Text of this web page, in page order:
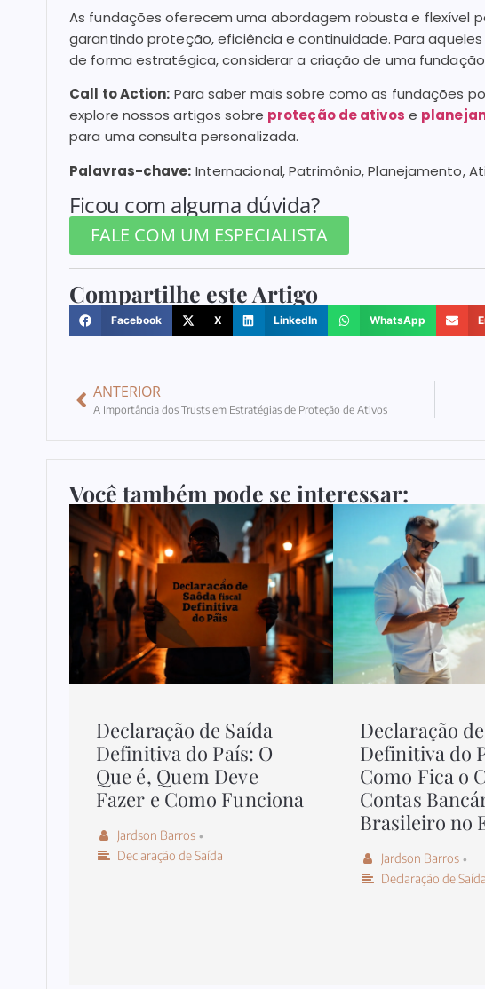
As fundações oferecem uma abordagem robusta e flexível
garantindo proteção, eficiência e continuidade. Para
de forma estratégica, considerar a criação de uma
Call to Action: Para saber mais sobre como as fundações
explore nossos artigos sobre proteção de ativos e
para uma consulta personalizada.
Palavras-chave: Internacional, Patrimônio, Planejamento,
Ficou com alguma dúvida?
FALE COM UM ESPECIALISTA
Compartilhe este Artigo
Facebook X LinkedIn WhatsApp
ANTERIOR
A Importância dos Trusts em Estratégias de Proteção de Ativos
Você também pode se interessar:
Declaração de Saída
Definitiva do País: O
Que é, Quem Deve
Fazer e Como Funciona
Jardson Barros •
Declaração de Saída
Declaração
Definitiva do
Como Fica o
Contas
Brasileiro no
Jardson Barros •
Declaração de Saída